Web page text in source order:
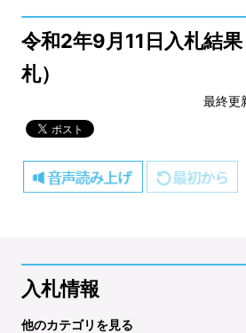
令和2年9月11日入札結
札）
最終更
入札情報
他のカテゴリを見る